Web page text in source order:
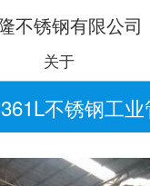
关于
361L不锈钢工业